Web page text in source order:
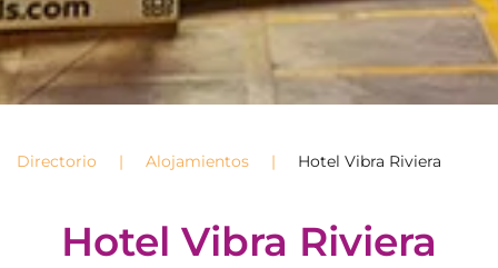
Directorio Alojamientos Hotel Vibra Riviera
Hotel Vibra Riviera